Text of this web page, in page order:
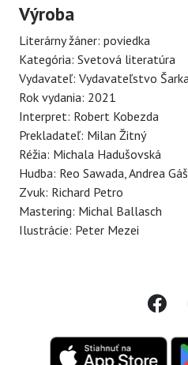
Výroba
Literárny žáner: poviedka
Kategória: Svetová literatúra
Vydavateľ: Vydavateľstvo
Rok vydania: 2021
Interpret: Robert Kobezda
Prekladateľ: Milan Žitný
Réžia: Michala Hadušovská
Hudba: Reo Sawada, Andrea
Zvuk: Richard Petro
Mastering: Michal Ballasch
Ilustrácie: Peter Mezei